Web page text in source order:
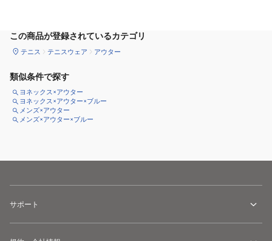
この商品が登録されているカテゴリ
テニス テニスウェア アウター
類似条件で探す
ヨネックス×アウター
ヨネックス×アウター×ブルー
メンズ×アウター
メンズ×アウター×ブルー
サポート